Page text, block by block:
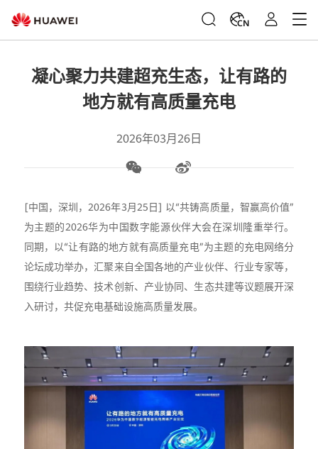
CN
凝心聚力共建超充生态，让有路的
地方就有高质量充电
2026年03月26日
[中国，深圳，2026年3月25日] 以“共铸高质量，智赢高价值”
为主题的2026华为中国数字能源伙伴大会在深圳隆重举行。
同期，以“让有路的地方就有高质量充电”为主题的充电网络分
论坛成功举办，汇聚来自全国各地的产业伙伴、行业专家等，
围绕行业趋势、技术创新、产业协同、生态共建等议题展开深
入研讨，共促充电基础设施高质量发展。